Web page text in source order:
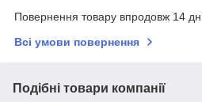
Повернення товару впродовж 14
Всі умови повернення
Подібні товари компанії